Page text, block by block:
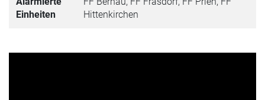
Einheiten
Hittenkirchen